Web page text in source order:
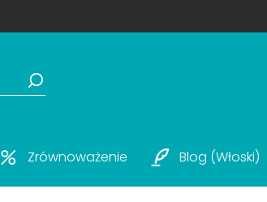
Zrównoważenie Blog (włoski)